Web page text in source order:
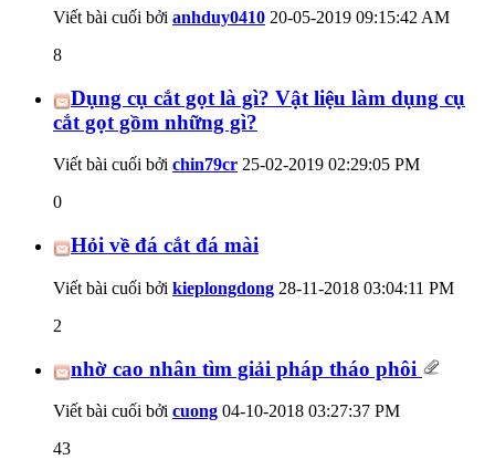
Viết bài cuối bởi anhduy0410 20-05-2019 09:15:42 AM
8
Dụng cụ cắt gọt là gì? Vật liệu làm dụng cụ
cắt gọt gồm những gì?
Viết bài cuối bởi chin79cr 25-02-2019 02:29:05 PM
0
Hỏi về đá cắt đá mài
Viết bài cuối bởi kieplongdong 28-11-2018 03:04:11 PM
2
nhờ cao nhân tìm giải pháp tháo phôi
Viết bài cuối bởi cuong 04-10-2018 03:27:37 PM
43